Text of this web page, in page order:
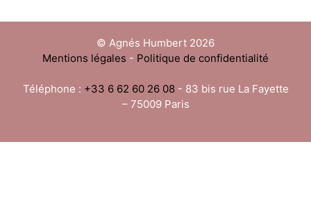
© Agnés Humbert 2026
Mentions légales - Politique de confidentialité
Téléphone : +33 6 62 60 26 08 - 83 bis rue La Fayette
– 75009 Paris